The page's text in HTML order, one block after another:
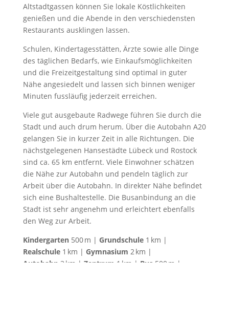
Altstadtgassen können Sie lokale Köstlichkeiten
genießen und die Abende in den verschiedensten
Restaurants ausklingen lassen.
Schulen, Kindertagesstätten, Ärzte sowie alle Dinge
des täglichen Bedarfs, wie Einkaufsmöglichkeiten
und die Freizeitgestaltung sind optimal in guter
Nähe angesiedelt und lassen sich binnen weniger
Minuten fussläufig jederzeit erreichen.
Viele gut ausgebaute Radwege führen Sie durch die
Stadt und auch drum herum. Über die Autobahn A20
gelangen Sie in kurzer Zeit in alle Richtungen. Die
nächstgelegenen Hansestädte Lübeck und Rostock
sind ca. 65 km entfernt. Viele Einwohner schätzen
die Nähe zur Autobahn und pendeln täglich zur
Arbeit über die Autobahn. In direkter Nähe befindet
sich eine Bushaltestelle. Die Busanbindung an die
Stadt ist sehr angenehm und erleichtert ebenfalls
den Weg zur Arbeit.
Kindergarten500 m | Grundschule1 km |
Realschule1 km | Gymnasium 2 km |
Autobahn 3 km | Zentrum 1 km | Bus 500 m |